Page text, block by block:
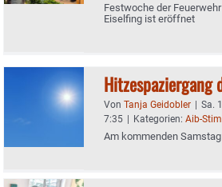
Festwoche der
Eiselfing ist eröffnet
Hitzespaziergang
Von Tanja Geidobler | Sa.
7:35 | Kategorien: Aib-
Am kommenden